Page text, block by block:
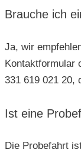
Brauche ich
Ja, wir
Kontaktformular
331 619 021 20,
Ist eine
Die Probefahrt